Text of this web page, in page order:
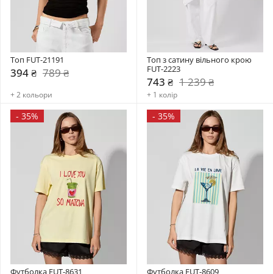
Топ FUT-21191
394 ₴ 789 ₴
+ 2 кольори
Топ з сатину вільного крою
FUT-2223
743 ₴ 1 239 ₴
+ 1 колір
- 35%
Футболка FUT-8631
- 35%
Футболка FUT-8609